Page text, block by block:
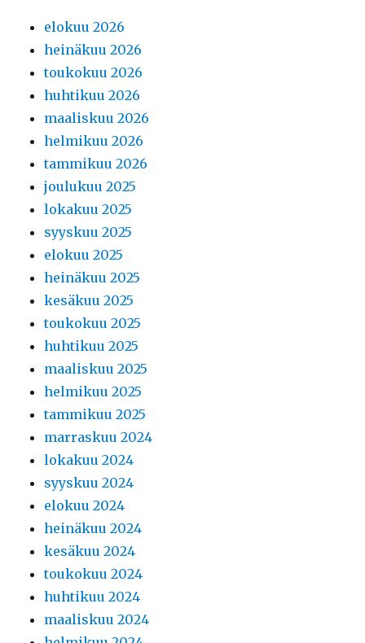
elokuu 2026
heinäkuu 2026
toukokuu 2026
huhtikuu 2026
maaliskuu 2026
helmikuu 2026
tammikuu 2026
joulukuu 2025
lokakuu 2025
syyskuu 2025
elokuu 2025
heinäkuu 2025
kesäkuu 2025
toukokuu 2025
huhtikuu 2025
maaliskuu 2025
helmikuu 2025
tammikuu 2025
marraskuu 2024
lokakuu 2024
syyskuu 2024
elokuu 2024
heinäkuu 2024
kesäkuu 2024
toukokuu 2024
huhtikuu 2024
maaliskuu 2024